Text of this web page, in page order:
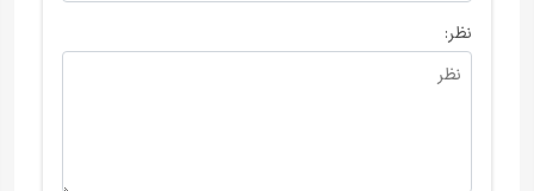
نظر: